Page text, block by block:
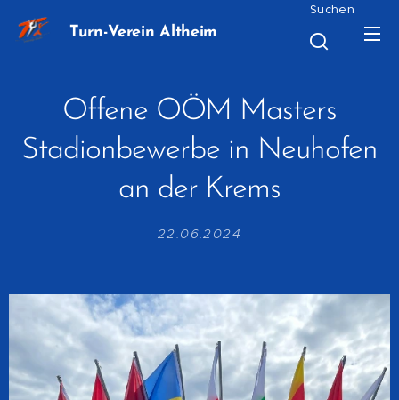
Turn-Verein Altheim
Suchen
Offene OÖM Masters
Stadionbewerbe in Neuhofen
an der Krems
22.06.2024